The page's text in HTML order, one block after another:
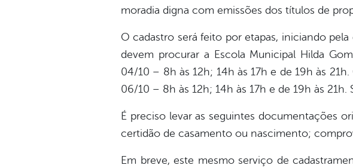
moradia digna com emissões dos títulos de
O cadastro será feito por etapas, iniciando
devem procurar a Escola Municipal Hilda
04/10 – 8h às 12h; 14h às 17h e de 19h às
06/10 – 8h às 12h; 14h às 17h e de 19h às
É preciso levar as seguintes documentações
certidão de casamento ou nascimento;
Em breve, este mesmo serviço de